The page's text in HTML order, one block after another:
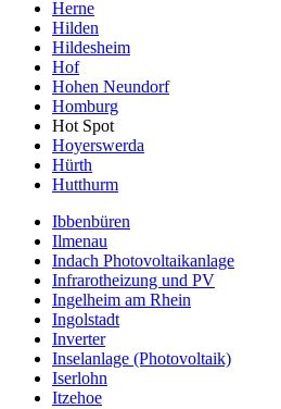
Herne
Hilden
Hildesheim
Hof
Hohen Neundorf
Homburg
Hot Spot
Hoyerswerda
Hürth
Hutthurm
Ibbenbüren
Ilmenau
Indach Photovoltaikanlage
Infrarotheizung und PV
Ingelheim am Rhein
Ingolstadt
Inverter
Inselanlage (Photovoltaik)
Iserlohn
Itzehoe